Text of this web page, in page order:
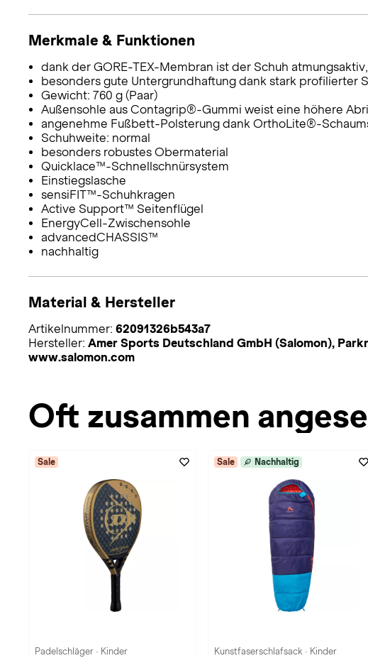
Merkmale & Funktionen
dank der GORE-TEX-Membran ist der Schuh
besonders gute Untergrundhaftung dank stark profilierter
Gewicht: 760 g (Paar)
Außensohle aus Contagrip®-Gummi weist eine höhere
angenehme Fußbett-Polsterung dank OrthoLite®-
Schuhweite: normal
besonders robustes Obermaterial
Quicklace™-Schnellschnürsystem
Einstiegslasche
sensiFIT™-Schuhkragen
Active Support™ Seitenflügel
EnergyCell-Zwischensohle
advancedCHASSIS™
nachhaltig
Material & Hersteller
Artikelnummer: 62091326b543a7
Hersteller: Amer Sports Deutschland GmbH (Salomon),
www.salomon.com
Oft zusammen
Sale
Padelschläger · Kinder
Sale Nachhaltig
Kunstfaserschlafsack · Kinder